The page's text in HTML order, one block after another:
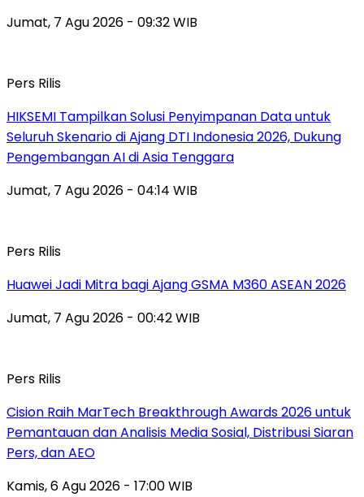
Jumat, 7 Agu 2026 - 09:32 WIB
Pers Rilis
HIKSEMI Tampilkan Solusi Penyimpanan Data untuk
Seluruh Skenario di Ajang DTI Indonesia 2026, Dukung
Pengembangan AI di Asia Tenggara
Jumat, 7 Agu 2026 - 04:14 WIB
Pers Rilis
Huawei Jadi Mitra bagi Ajang GSMA M360 ASEAN 2026
Jumat, 7 Agu 2026 - 00:42 WIB
Pers Rilis
Cision Raih MarTech Breakthrough Awards 2026 untuk
Pemantauan dan Analisis Media Sosial, Distribusi Siaran
Pers, dan AEO
Kamis, 6 Agu 2026 - 17:00 WIB